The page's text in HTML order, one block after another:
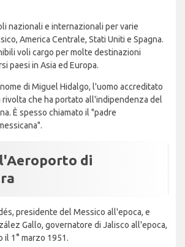
nazionali e internazionali per varie
America Centrale, Stati Uniti e Spagna.
voli cargo per molte destinazioni
paesi in Asia ed Europa.
di Miguel Hidalgo, l'uomo accreditato
rivolta che ha portato all'indipendenza del
È spesso chiamato il "padre
di
presidente del Messico all'epoca, e
Gallo, governatore di Jalisco all'epoca,
il 1° marzo 1951.